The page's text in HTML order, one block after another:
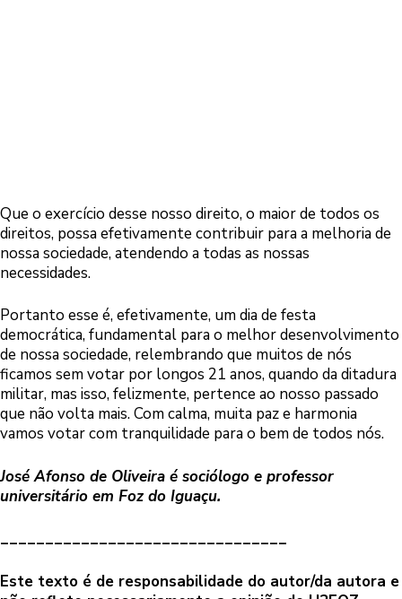
Que o exercício desse nosso direito, o maior de todos os
direitos, possa efetivamente contribuir para a melhoria de
nossa sociedade, atendendo a todas as nossas
necessidades.
Portanto esse é, efetivamente, um dia de festa
democrática, fundamental para o melhor desenvolvimento
de nossa sociedade, relembrando que muitos de nós
ficamos sem votar por longos 21 anos, quando da ditadura
militar, mas isso, felizmente, pertence ao nosso passado
que não volta mais. Com calma, muita paz e harmonia
vamos votar com tranquilidade para o bem de todos nós.
José Afonso de Oliveira é sociólogo e professor
universitário em Foz do Iguaçu.
________________________________
Este texto é de responsabilidade do autor/da autora e